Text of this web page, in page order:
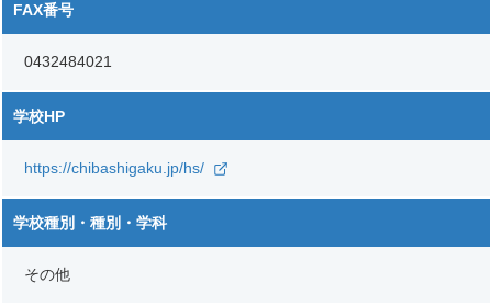
FAX番号
0432484021
学校HP
https://chibashigaku.jp/hs/
学校種別・種別・学科
その他